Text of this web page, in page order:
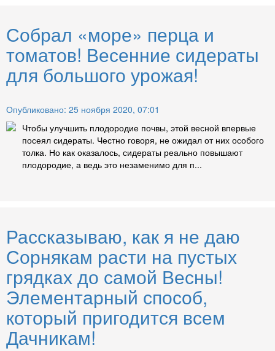
Собрал «море» перца и
томатов! Весенние сидераты
для большого урожая!
Опубликовано: 25 ноября 2020, 07:01
Чтобы улучшить плодородие почвы, этой весной впервые
посеял сидераты. Честно говоря, не ожидал от них особого
толка. Но как оказалось, сидераты реально повышают
плодородие, а ведь это незаменимо для п...
Рассказываю, как я не даю
Сорнякам расти на пустых
грядках до самой Весны!
Элементарный способ,
который пригодится всем
Дачникам!